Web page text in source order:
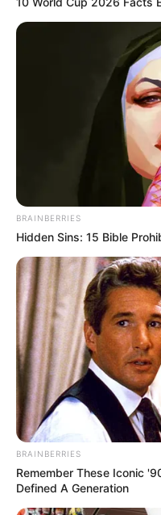
BRAINBERRIES
Hidden Sins: 15 Bible
BRAINBERRIES
Remember These Iconic
Defined A Generation